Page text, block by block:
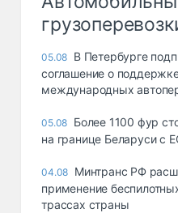
05.08 В Петербурге
соглашение о
международных
05.08 Более 1100 фур
на границе Беларуси с
04.08 Минтранс РФ
применение
трассах страны